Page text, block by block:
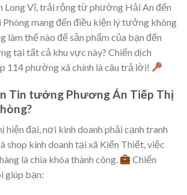
Long Vĩ, trải rộng từ phường Hải An đến
mang đến điều kiện lý tưởng không
làm thế nào để sản phẩm của bạn đến
tại tất cả khu vực này? Chiến dịch
114 phường xã chính là câu trả lời!
Tin tưởng Phương Án Tiếp Thị
hiện đại, nơi kinh doanh phải cạnh tranh
shop kinh doanh tại xã Kiến Thiết, việc
là chìa khóa thành công.
Chiến
giúp bạn: